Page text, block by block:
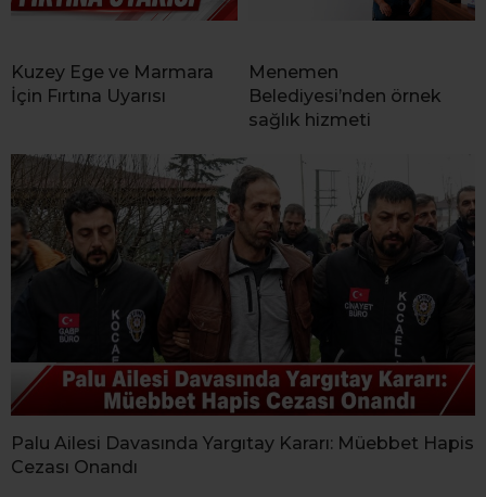
Kuzey Ege ve Marmara
İçin Fırtına Uyarısı
Menemen
Belediyesi’nden örnek
sağlık hizmeti
Palu Ailesi Davasında Yargıtay Kararı: Müebbet Hapis
Cezası Onandı